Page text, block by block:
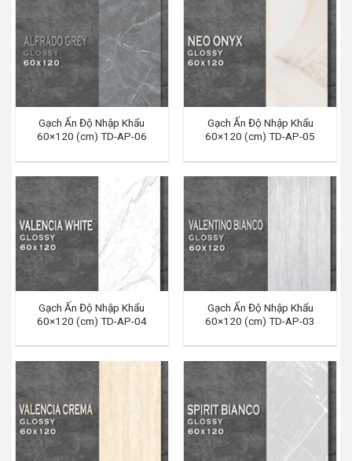
Gạch Ấn Độ Nhập Khẩu
60×120 (cm) TD-AP-06
Gạch Ấn Độ Nhập Khẩu
60×120 (cm) TD-AP-05
Gạch Ấn Độ Nhập Khẩu
60×120 (cm) TD-AP-04
Gạch Ấn Độ Nhập Khẩu
60×120 (cm) TD-AP-03